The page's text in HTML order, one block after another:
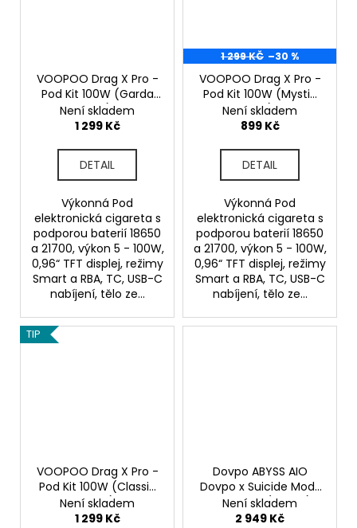
VOOPOO Drag X Pro -
Pod Kit 100W (Garda
Blue)
Není skladem
1 299 Kč
DETAIL
Výkonná Pod
elektronická cigareta s
podporou baterií 18650
a 21700, výkon 5 - 100W,
0,96“ TFT displej, režimy
Smart a RBA, TC, USB-C
nabíjení, tělo ze...
1 299 KČ –30 %
VOOPOO Drag X Pro -
Pod Kit 100W (Mystic
Red)
Není skladem
899 Kč
DETAIL
Výkonná Pod
elektronická cigareta s
podporou baterií 18650
a 21700, výkon 5 - 100W,
0,96“ TFT displej, režimy
Smart a RBA, TC, USB-C
nabíjení, tělo ze...
TIP
VOOPOO Drag X Pro -
Pod Kit 100W (Classic
Black)
Není skladem
1 299 Kč
Dovpo ABYSS AIO
Dovpo x Suicide Mods
- 60W TC (Storm)
Není skladem
2 949 Kč